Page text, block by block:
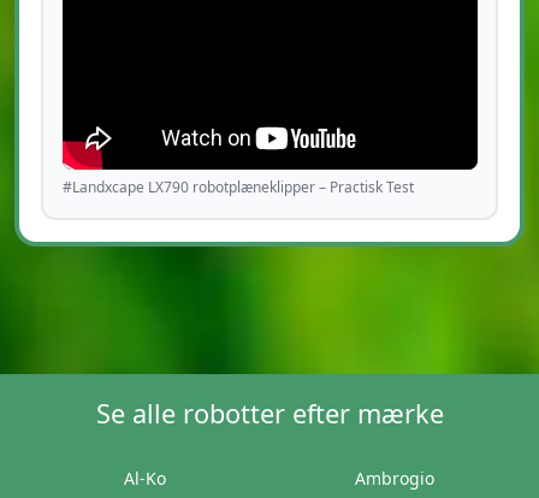
#Landxcape LX790 robotplæneklipper – Practisk Test
Se alle robotter efter mærke
Al-Ko
Ambrogio